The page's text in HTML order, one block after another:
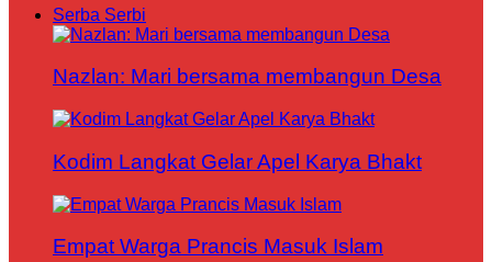
Serba Serbi
Nazlan: Mari bersama membangun Desa
Kodim Langkat Gelar Apel Karya Bhakt
Empat Warga Prancis Masuk Islam